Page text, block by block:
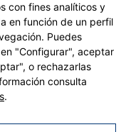
– Financiado por
el Reglamento (UE)
con fines analíticos y
en función de un perfil
Puedes
"Configurar", aceptar
o rechazarlas
consulta
.